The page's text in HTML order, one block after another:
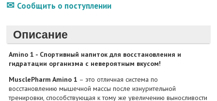
Сообщить о поступлении
Описание
Amino 1 - Спортивный напиток для восстановления и
гидратации организма с невероятным вкусом!
MusclePharm Amino 1 – это отличная система по
восстановлению мышечной массы после изнурительной
тренировки, способствующая к тому же увеличению выносливости